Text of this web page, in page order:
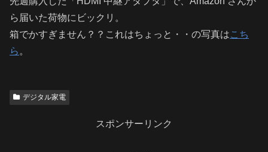
ら届いた荷物にビックリ。
箱でかすぎません？？これはちょっと・・の写真はこち
ら。
デジタル家電
スポンサーリンク